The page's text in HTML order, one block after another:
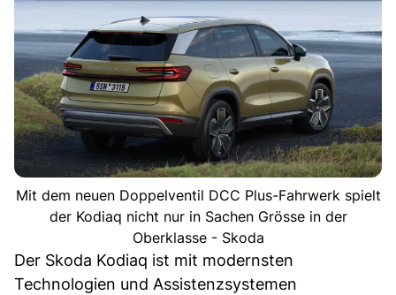
Mit dem neuen Doppelventil DCC Plus-Fahrwerk spielt
der Kodiaq nicht nur in Sachen Grösse in der
Oberklasse - Skoda
Der Skoda Kodiaq ist mit modernsten
Technologien und Assistenzsystemen